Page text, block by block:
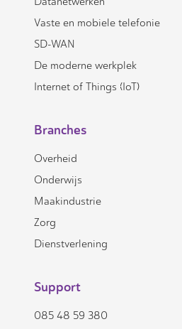
Vaste en mobiele telefonie
SD-WAN
De moderne werkplek
Internet of Things (IoT)
Branches
Overheid
Onderwijs
Maakindustrie
Zorg
Dienstverlening
Support
085 48 59 380